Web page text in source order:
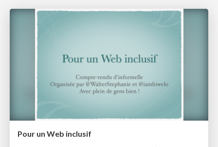
Pour un Web inclusif